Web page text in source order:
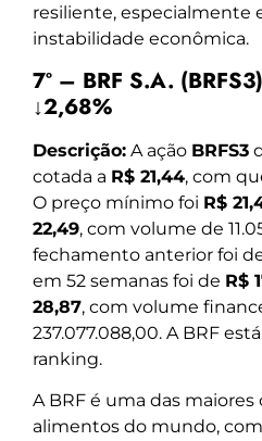
resiliente, especialmente
instabilidade econômica.
7º – BRF S.A.
↓2,68%
Descrição: A ação BRFS3
cotada a R$ 21,44, com
O preço mínimo foi R$
22,49, com volume de
fechamento anterior foi
em 52 semanas foi de R$
28,87, com volume
237.077.088,00. A BRF
ranking.
A BRF é uma das
alimentos do mundo,